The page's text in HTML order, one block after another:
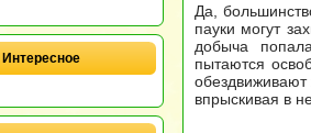
Интересное
Да,
пауки могут
добыча
пытаются
впрыскивая в